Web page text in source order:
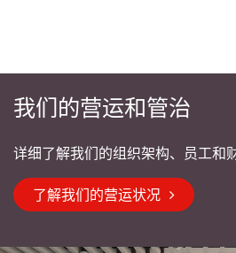
我们的营运和管治
详细了解我们的组织架构、员工和
了解我们的营运状况